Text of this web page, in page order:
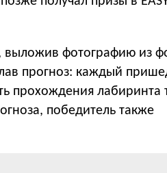
фотографию из
прогноз: каждый
прохождения лабиринта
победитель также